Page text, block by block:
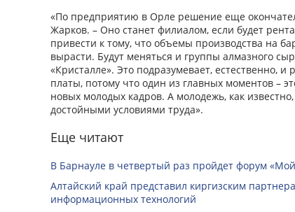
«По предприятию в Орле решение еще
Жарков. – Оно станет филиалом, если будет
привести к тому, что объемы производства на
вырасти. Будут меняться и группы алмазного
«Кристалле». Это подразумевает, естественно, и
платы, потому что один из главных моментов –
новых молодых кадров. А молодежь, как
достойными условиями труда».
Еще читают
В Барнауле в четвертый раз пройдет форум
Алтайский край представил киргизским
информационных технологий